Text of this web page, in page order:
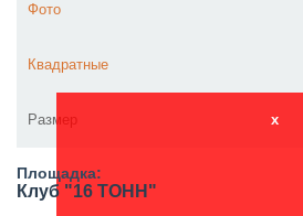
Фото
Квадратные
Размер x
Площадка:
Клуб "16 ТОНН"